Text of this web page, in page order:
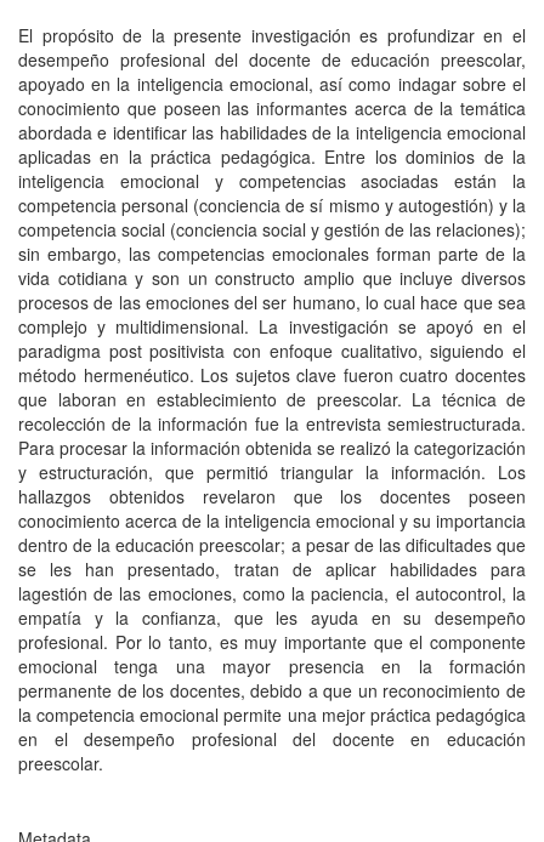
El propósito de la presente investigación es profundizar en el
desempeño profesional del docente de educación preescolar,
apoyado en la inteligencia emocional, así como indagar sobre el
conocimiento que poseen las informantes acerca de la temática
abordada e identificar las habilidades de la inteligencia emocional
aplicadas en la práctica pedagógica. Entre los dominios de la
inteligencia emocional y competencias asociadas están la
competencia personal (conciencia de sí mismo y autogestión) y la
competencia social (conciencia social y gestión de las relaciones);
sin embargo, las competencias emocionales forman parte de la
vida cotidiana y son un constructo amplio que incluye diversos
procesos de las emociones del ser humano, lo cual hace que sea
complejo y multidimensional. La investigación se apoyó en el
paradigma post positivista con enfoque cualitativo, siguiendo el
método hermenéutico. Los sujetos clave fueron cuatro docentes
que laboran en establecimiento de preescolar. La técnica de
recolección de la información fue la entrevista semiestructurada.
Para procesar la información obtenida se realizó la categorización
y estructuración, que permitió triangular la información. Los
hallazgos obtenidos revelaron que los docentes poseen
conocimiento acerca de la inteligencia emocional y su importancia
dentro de la educación preescolar; a pesar de las dificultades que
se les han presentado, tratan de aplicar habilidades para
lagestión de las emociones, como la paciencia, el autocontrol, la
empatía y la confianza, que les ayuda en su desempeño
profesional. Por lo tanto, es muy importante que el componente
emocional tenga una mayor presencia en la formación
permanente de los docentes, debido a que un reconocimiento de
la competencia emocional permite una mejor práctica pedagógica
en el desempeño profesional del docente en educación
preescolar.